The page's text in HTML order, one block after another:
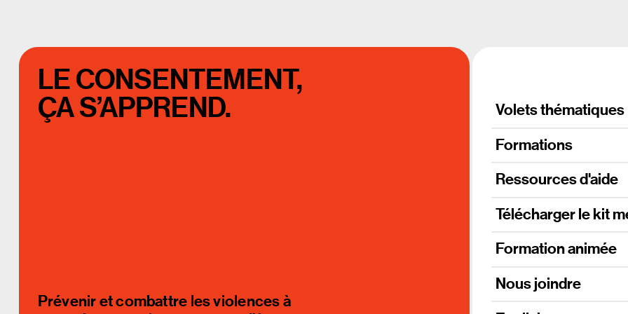
LE CONSENTEMENT,
ÇA S’APPREND.
Prévenir et combattre les violences à
Volets thématiques
Formations
Ressources d'aide
Télécharger le kit
Formation animée
Nous joindre